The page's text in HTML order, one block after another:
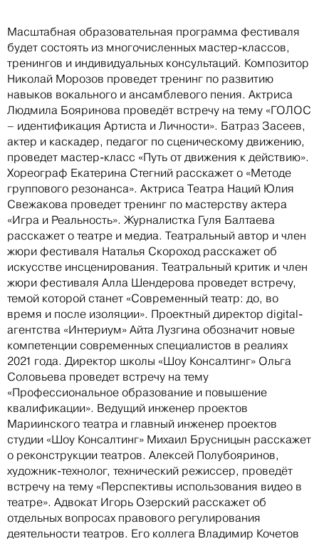
Масштабная образовательная программа фестиваля
будет состоять из многочисленных мастер-классов,
тренингов и индивидуальных консультаций. Композитор
Николай Морозов проведет тренинг по развитию
навыков вокального и ансамблевого пения. Актриса
Людмила Бояринова проведёт встречу на тему «ГОЛОС
– идентификация Артиста и Личности». Батраз Засеев,
актер и каскадер, педагог по сценическому движению,
проведет мастер-класс «Путь от движения к действию».
Хореограф Екатерина Стегний расскажет о «Методе
группового резонанса». Актриса Театра Наций Юлия
Свежакова проведет тренинг по мастерству актера
«Игра и Реальность». Журналистка Гуля Балтаева
расскажет о театре и медиа. Театральный автор и член
жюри фестиваля Наталья Скороход расскажет об
искусстве инсценирования. Театральный критик и член
жюри фестиваля Алла Шендерова проведет встречу,
темой которой станет «Современный театр: до, во
время и после изоляции». Проектный директор digital-
агентства «Интериум» Айта Лузгина обозначит новые
компетенции современных специалистов в реалиях
2021 года. Директор школы «Шоу Консалтинг» Ольга
Соловьева проведет встречу на тему
«Профессиональное образование и повышение
квалификации». Ведущий инженер проектов
Мариинского театра и главный инженер проектов
студии «Шоу Консалтинг» Михаил Брусницын расскажет
о реконструкции театров. Алексей Полубояринов,
художник-технолог, технический режиссер, проведёт
встречу на тему «Перспективы использования видео в
театре». Адвокат Игорь Озерский расскажет об
отдельных вопросах правового регулирования
деятельности театров. Его коллега Владимир Кочетов